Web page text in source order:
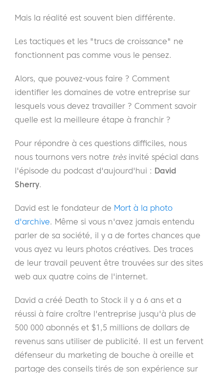
Mais la réalité est souvent bien différente.
Les tactiques et les "trucs de croissance" ne
fonctionnent pas comme vous le pensez.
Alors, que pouvez-vous faire ? Comment
identifier les domaines de votre entreprise sur
lesquels vous devez travailler ? Comment savoir
quelle est la meilleure étape à franchir ?
Pour répondre à ces questions difficiles, nous
nous tournons vers notre trèsinvité spécial dans
l'épisode du podcast d'aujourd'hui : David
Sherry.
David est le fondateur de Mort à la photo
d'archive. Même si vous n'avez jamais entendu
parler de sa société, il y a de fortes chances que
vous ayez vu leurs photos créatives. Des traces
de leur travail peuvent être trouvées sur des sites
web aux quatre coins de l'internet.
David a créé Death to Stock il y a 6 ans et a
réussi à faire croître l'entreprise jusqu'à plus de
500 000 abonnés et $1,5 millions de dollars de
revenus sans utiliser de publicité. Il est un fervent
défenseur du marketing de bouche à oreille et
partage des conseils tirés de son expérience sur